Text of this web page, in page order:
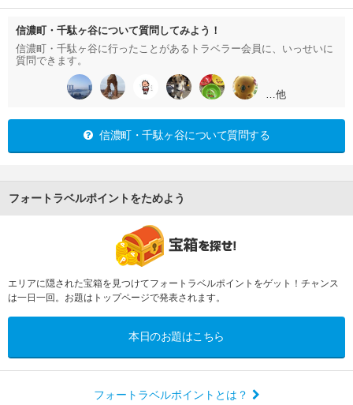
信濃町・千駄ヶ谷について質問してみよう！
信濃町・千駄ヶ谷に行ったことがあるトラベラー会員に、いっせいに
質問できます。
…他
信濃町・千駄ヶ谷について質問する
フォートラベルポイントをためよう
エリアに隠された宝箱を見つけてフォートラベルポイントをゲット！チャンス
は一日一回。お題はトップページで発表されます。
本日のお題はこちら
フォートラベルポイントとは？